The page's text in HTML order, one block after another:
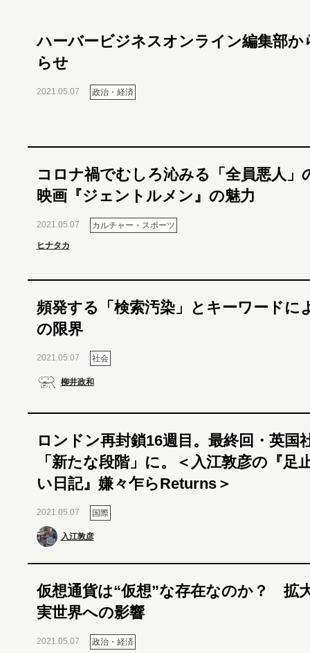
ハーバービジネスオンライン編集部か
らせ
2021.05.07 政治・経済
コロナ禍でむしろ沁みる「全員悪人」
映画『ジェントルメン』の魅力
2021.05.07 カルチャー・スポーツ
ヒナタカ
頻発する「検索汚染」とキーワードに
の限界
2021.05.07 社会
柳井政和
ロンドン再封鎖16週目。最終回・英国
「新たな段階」に。＜入江敦彦の『足
い日記』嫌々乍らReturns＞
2021.05.07 国際
入江敦彦
仮想通貨は“仮想”な存在なのか？ 拡
実世界への影響
2021.05.07 政治・経済